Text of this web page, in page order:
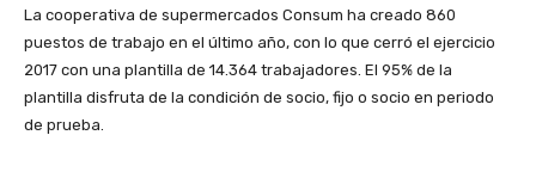
La cooperativa de supermercados Consum ha creado 860
puestos de trabajo en el último año, con lo que cerró el ejercicio
2017 con una plantilla de 14.364 trabajadores. El 95% de la
plantilla disfruta de la condición de socio, fijo o socio en periodo
de prueba.